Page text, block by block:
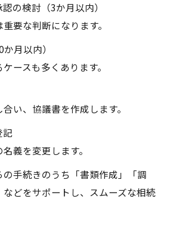
の検討（3か月以内）
要な判断になります。
月以内）
ースも多くあります。
い、協議書を作成します。
記
義を変更します。
手続きのうち「書類作成」「調
どをサポートし、スムーズな相続